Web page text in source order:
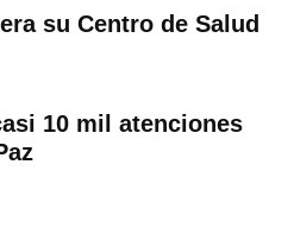
su Centro de Salud
10 mil atenciones